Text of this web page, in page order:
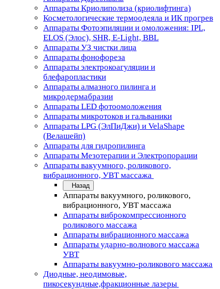
Аппараты Криолиполиза (криолифтинга)
Косметологические термоодеяла и ИК прогрев
Аппараты Фотоэпиляции и омоложения: IPL,
ELOS (Элос), SHR, E-Light, BBL
Аппараты УЗ чистки лица
Аппараты фонофореза
Аппараты электрокоагуляции и
блефаропластики
Аппараты алмазного пилинга и
микродермабразии
Аппараты LED фотоомоложения
Аппараты микротоков и гальваники
Аппараты LPG (ЭлПиДжи) и VelaShape
(Велашейп)
Аппараты для гидропилинга
Аппараты Мезотерапии и Электропорации
Аппараты вакуумного, роликового,
вибрационного, УВТ массажа
Назад
Аппараты вакуумного, роликового,
вибрационного, УВТ массажа
Аппараты виброкомпрессионного
роликового массажа
Аппараты вибрационного массажа
Аппараты ударно-волнового массажа
УВТ
Аппараты вакуумно-роликового массажа
Диодные, неодимовые,
пикосекундные,фракционные лазеры